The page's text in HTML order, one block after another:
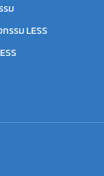
รม
รรม LESS